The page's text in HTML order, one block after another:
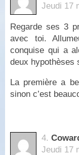
Jeudi 17
Regarde ses 3
avec toi.
conquise qui a
deux hypothèses
La première a
sinon c’est
4.
Jeudi 17